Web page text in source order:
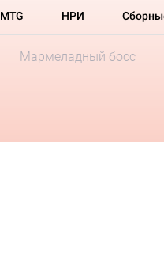
MTG НРИ
Мармеладный босс